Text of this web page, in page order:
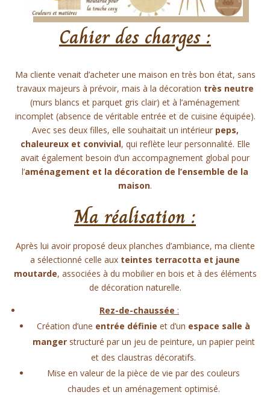
Cahier des charges :
Ma cliente venait d’acheter une maison en très bon état, sans
travaux majeurs à prévoir, mais à la décoration très neutre
(murs blancs et parquet gris clair) et à l’aménagement
incomplet (absence de véritable entrée et de cuisine équipée).
Avec ses deux filles, elle souhaitait un intérieur peps,
chaleureux et convivial, qui reflète leur personnalité. Elle
avait également besoin d’un accompagnement global pour
l’aménagement et la décoration de l’ensemble de la
maison.
Ma réalisation :
Après lui avoir proposé deux planches d’ambiance, ma cliente
a sélectionné celle aux teintes terracotta et jaune
moutarde, associées à du mobilier en bois et à des éléments
de décoration naturelle.
Rez-de-chaussée :
Création d’une entrée définie et d’un espace salle à
mangerstructuré par un jeu de peinture, un papier peint
et des claustras décoratifs.
Mise en valeur de la pièce de vie par des couleurs
chaudes et un aménagement optimisé.